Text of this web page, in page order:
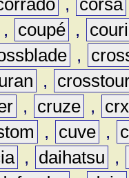
, corsa
, coupé ,
,
,
, cruze ,
crx
, cuve ,
, daihatsu
,